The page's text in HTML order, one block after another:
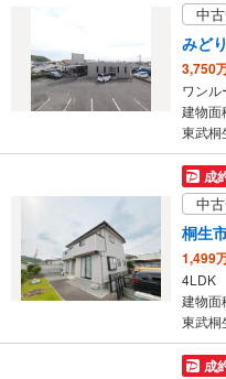
保
す
中
みど
3,750
ワンル
建物面
東武桐
成
中
桐生
1,499
4LDK
建物面
東武桐
成